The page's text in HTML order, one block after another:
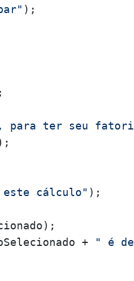
);
para ter seu
cálculo" );
+ " é